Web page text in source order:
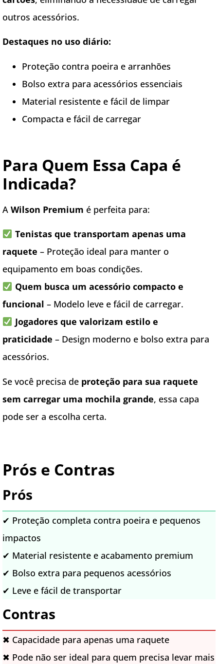
outros acessórios.
Destaques no uso diário:
Proteção contra poeira e arranhões
Bolso extra para acessórios essenciais
Material resistente e fácil de limpar
Compacta e fácil de carregar
Para Quem Essa Capa é
Indicada?
A Wilson Premium é perfeita para:
Tenistas que transportam apenas uma
raquete – Proteção ideal para manter o
equipamento em boas condições.
Quem busca um acessório compacto e
funcional – Modelo leve e fácil de carregar.
Jogadores que valorizam estilo e
praticidade – Design moderno e bolso extra para
acessórios.
Se você precisa de proteção para sua raquete
sem carregar uma mochila grande, essa capa
pode ser a escolha certa.
Prós e Contras
Prós
✔ Proteção completa contra poeira e pequenos
impactos
✔ Material resistente e acabamento premium
✔ Bolso extra para pequenos acessórios
✔ Leve e fácil de transportar
Contras
✖ Capacidade para apenas uma raquete
✖ Pode não ser ideal para quem precisa levar mais